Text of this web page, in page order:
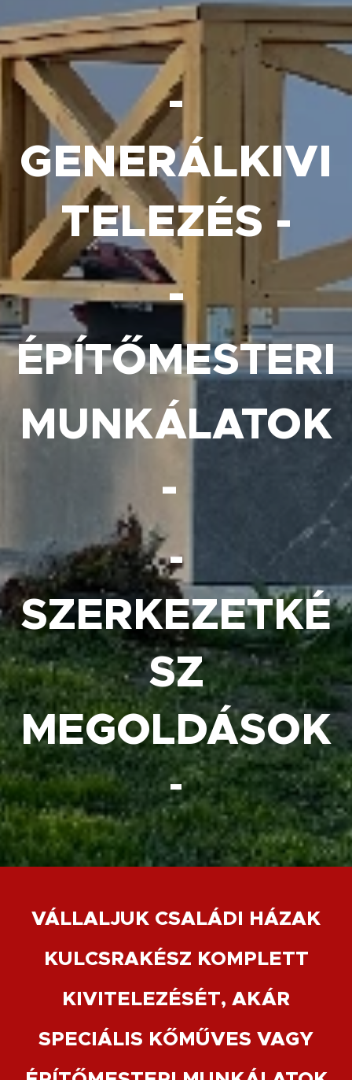
-
GENERÁLKIVI
TELEZÉS -
-
ÉPÍTŐMESTERI
MUNKÁLATOK
-
-
SZERKEZETKÉ
SZ
MEGOLDÁSOK
-
VÁLLALJUK CSALÁDI HÁZAK
KULCSRAKÉSZ KOMPLETT
KIVITELEZÉSÉT, AKÁR
SPECIÁLIS KŐMŰVES VAGY